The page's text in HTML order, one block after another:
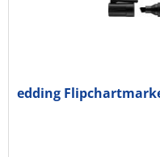
edding